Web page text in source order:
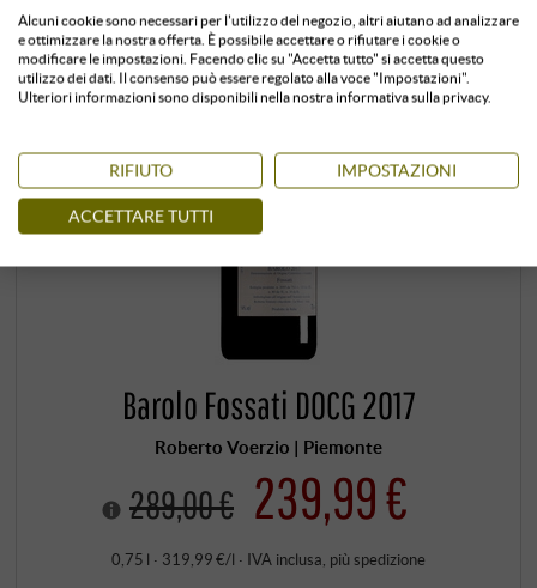
Barolo Fossati DOCG 2017
Roberto Voerzio | Piemonte
289,00 € 239,99 €
0,75 l · 319,99 €/l · IVA inclusa, più spedizione
Alcuni cookie sono necessari per l'utilizzo del negozio, altri aiutano ad analizzare
e ottimizzare la nostra offerta. È possibile accettare o rifiutare i cookie o
modificare le impostazioni. Facendo clic su "Accetta tutto" si accetta questo
utilizzo dei dati. Il consenso può essere regolato alla voce "Impostazioni".
Ulteriori informazioni sono disponibili nella nostra informativa sulla privacy.
RIFIUTO IMPOSTAZIONI
ACCETTARE TUTTI